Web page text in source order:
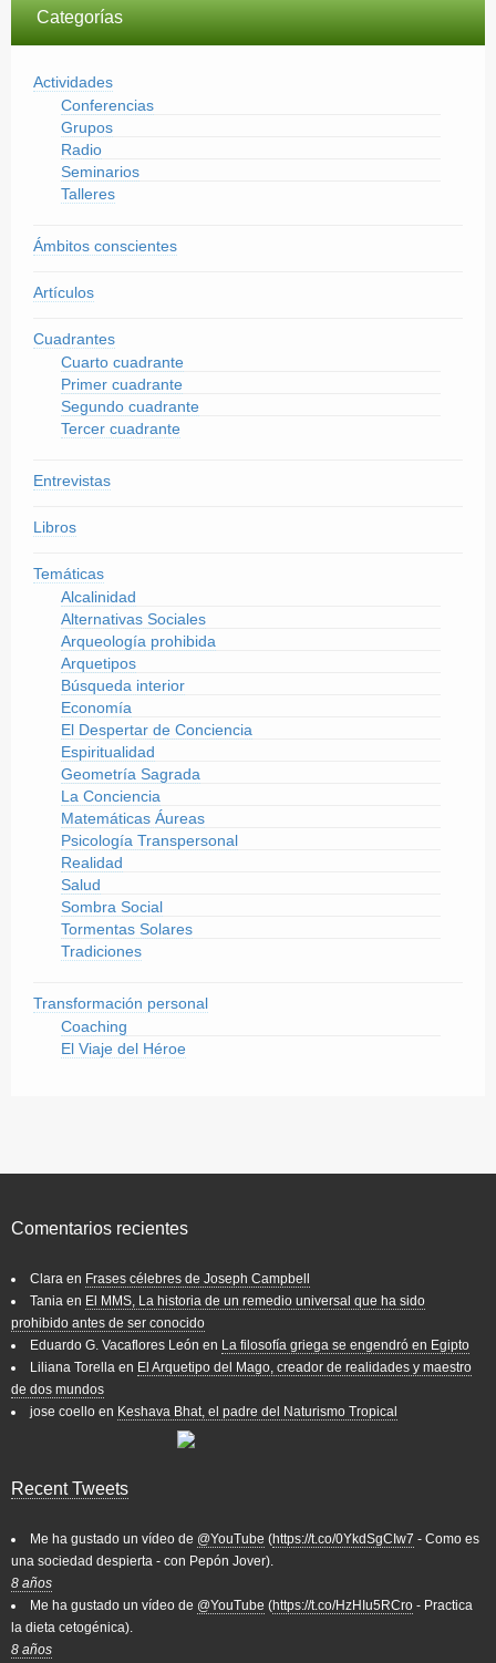
Categorías
Actividades
Conferencias
Grupos
Radio
Seminarios
Talleres
Ámbitos conscientes
Artículos
Cuadrantes
Cuarto cuadrante
Primer cuadrante
Segundo cuadrante
Tercer cuadrante
Entrevistas
Libros
Temáticas
Alcalinidad
Alternativas Sociales
Arqueología prohibida
Arquetipos
Búsqueda interior
Economía
El Despertar de Conciencia
Espiritualidad
Geometría Sagrada
La Conciencia
Matemáticas Áureas
Psicología Transpersonal
Realidad
Salud
Sombra Social
Tormentas Solares
Tradiciones
Transformación personal
Coaching
El Viaje del Héroe
Comentarios recientes
Clara en Frases célebres de Joseph Campbell
Tania en El MMS, La historia de un remedio universal que ha sido
prohibido antes de ser conocido
Eduardo G. Vacaflores León en La filosofía griega se engendró en Egipto
Liliana Torella en El Arquetipo del Mago, creador de realidades y maestro
de dos mundos
jose coello en Keshava Bhat, el padre del Naturismo Tropical
Recent Tweets
Me ha gustado un vídeo de @YouTube (https://t.co/0YkdSgCIw7 - Como es
una sociedad despierta - con Pepón Jover).
8 años
Me ha gustado un vídeo de @YouTube (https://t.co/HzHIu5RCro - Practica
la dieta cetogénica).
8 años